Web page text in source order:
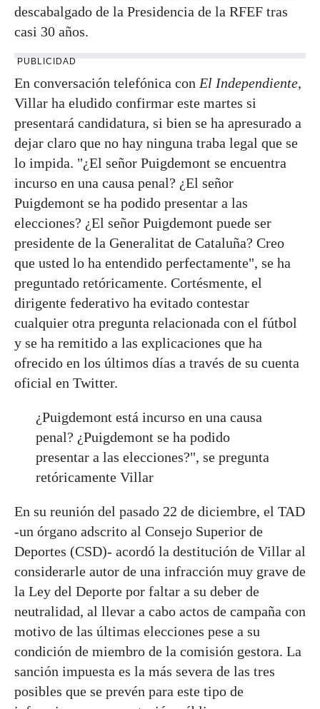
descabalgado de la Presidencia de la RFEF tras
casi 30 años.
PUBLICIDAD
En conversación telefónica con El Independiente,
Villar ha eludido confirmar este martes si
presentará candidatura, si bien se ha apresurado a
dejar claro que no hay ninguna traba legal que se
lo impida. "¿El señor Puigdemont se encuentra
incurso en una causa penal? ¿El señor
Puigdemont se ha podido presentar a las
elecciones? ¿El señor Puigdemont puede ser
presidente de la Generalitat de Cataluña? Creo
que usted lo ha entendido perfectamente", se ha
preguntado retóricamente. Cortésmente, el
dirigente federativo ha evitado contestar
cualquier otra pregunta relacionada con el fútbol
y se ha remitido a las explicaciones que ha
ofrecido en los últimos días a través de su cuenta
oficial en Twitter.
¿Puigdemont está incurso en una causa
penal? ¿Puigdemont se ha podido
presentar a las elecciones?", se pregunta
retóricamente Villar
En su reunión del pasado 22 de diciembre, el TAD
-un órgano adscrito al Consejo Superior de
Deportes (CSD)- acordó la destitución de Villar al
considerarle autor de una infracción muy grave de
la Ley del Deporte por faltar a su deber de
neutralidad, al llevar a cabo actos de campaña con
motivo de las últimas elecciones pese a su
condición de miembro de la comisión gestora. La
sanción impuesta es la más severa de las tres
posibles que se prevén para este tipo de